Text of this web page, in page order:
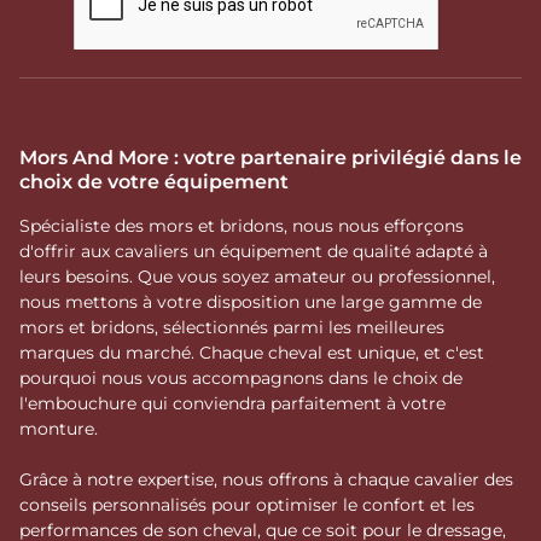
Mors And More : votre partenaire privilégié dans le
choix de votre équipement
Spécialiste des mors et bridons, nous nous efforçons
d'offrir aux cavaliers un équipement de qualité adapté à
leurs besoins. Que vous soyez amateur ou professionnel,
nous mettons à votre disposition une large gamme de
mors et bridons, sélectionnés parmi les meilleures
marques du marché. Chaque cheval est unique, et c'est
pourquoi nous vous accompagnons dans le choix de
l'embouchure qui conviendra parfaitement à votre
monture.
Grâce à notre expertise, nous offrons à chaque cavalier des
conseils personnalisés pour optimiser le confort et les
performances de son cheval, que ce soit pour le dressage,